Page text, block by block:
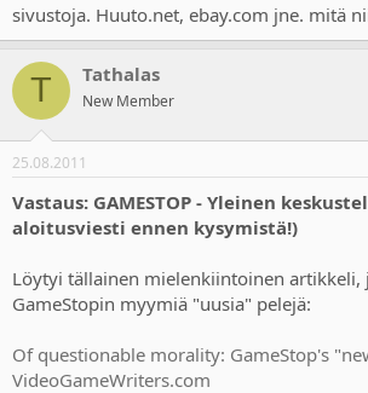
sivustoja. Huuto.net, ebay.com jne. mitä
T Tathalas
New Member
25.08.2011
Vastaus: GAMESTOP - Yleinen
aloitusviesti ennen kysymistä!)
Löytyi tällainen mielenkiintoinen artikkeli,
GameStopin myymiä "uusia" pelejä:
Of questionable morality: GameStop's
VideoGameWriters.com